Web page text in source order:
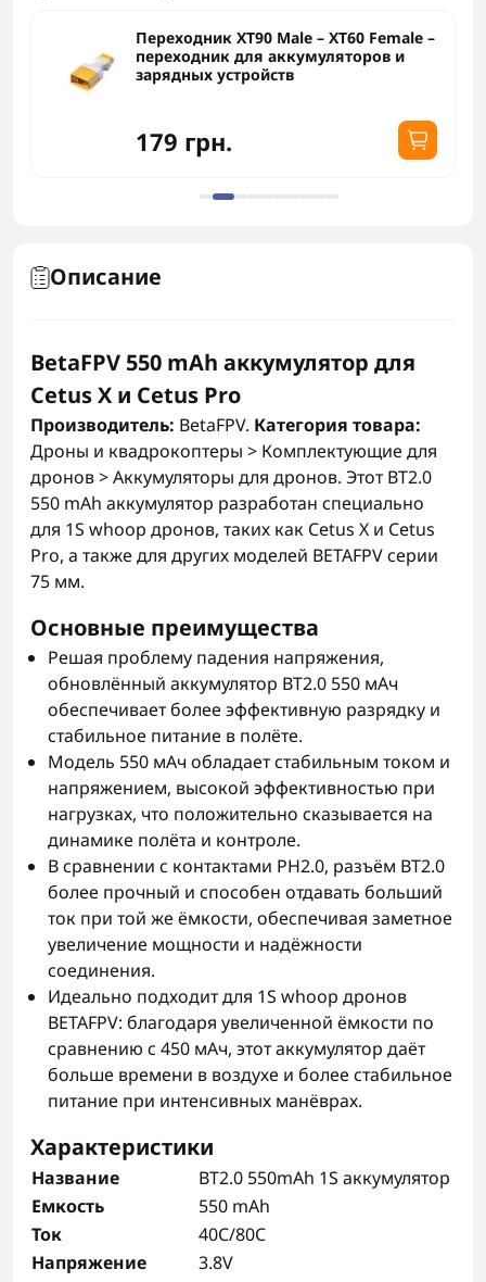
Переходник XT90 Male – XT60 Female –
переходник для аккумуляторов и
зарядных устройств
179 грн.
Описание
BetaFPV 550 mAh аккумулятор для
Cetus X и Cetus Pro
Производитель: BetaFPV. Категория товара:
Дроны и квадрокоптеры > Комплектующие для
дронов > Аккумуляторы для дронов. Этот BT2.0
550 mAh аккумулятор разработан специально
для 1S whoop дронов, таких как Cetus X и Cetus
Pro, а также для других моделей BETAFPV серии
75 мм.
Основные преимущества
Решая проблему падения напряжения,
обновлённый аккумулятор BT2.0 550 мАч
обеспечивает более эффективную разрядку и
стабильное питание в полёте.
Модель 550 мАч обладает стабильным током и
напряжением, высокой эффективностью при
нагрузках, что положительно сказывается на
динамике полёта и контроле.
В сравнении с контактами PH2.0, разъём BT2.0
более прочный и способен отдавать больший
ток при той же ёмкости, обеспечивая заметное
увеличение мощности и надёжности
соединения.
Идеально подходит для 1S whoop дронов
BETAFPV: благодаря увеличенной ёмкости по
сравнению с 450 мАч, этот аккумулятор даёт
больше времени в воздухе и более стабильное
питание при интенсивных манёврах.
Характеристики
Название
BT2.0 550mAh 1S аккумулятор
Емкость
550 mAh
Ток
40C/80C
Напряжение
3.8V